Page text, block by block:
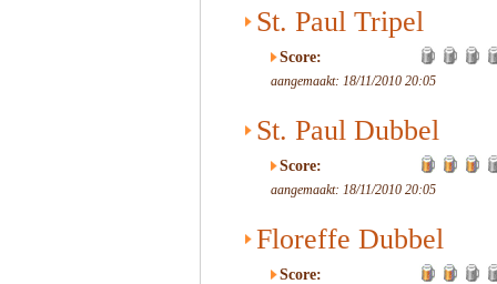
St. Paul Tripel
Score:
aangemaakt: 18/11/2010 20:05
St. Paul Dubbel
Score:
aangemaakt: 18/11/2010 20:05
Floreffe Dubbel
Score: